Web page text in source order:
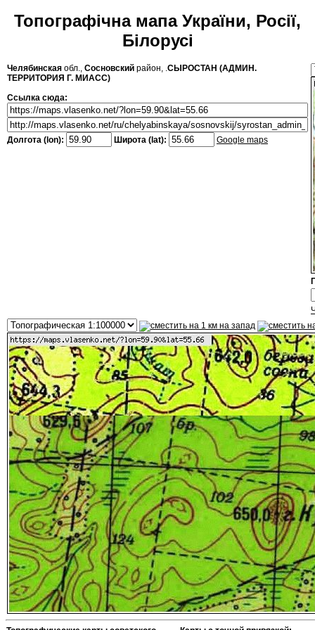
Топографічна мапа України, Росії,
Білорусі
Челябинская обл., Сосновский район, .СЫРОСТАН (АДМИН.
ТЕРРИТОРИЯ Г. МИАСС)
Ссылка сюда:
Долгота (lon): Широта (lat): Google maps